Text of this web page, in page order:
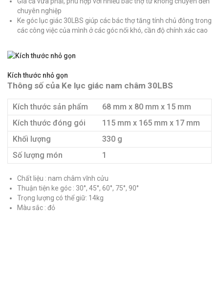
chuyên nghiệp
Ke góc lục giác 30LBS giúp các bác thợ tăng tính chủ đông trong
các công việc của mình ở các góc nối khó, cần độ chính xác cao
Kích thước nhỏ gọn
Thông số của Ke lục giác nam châm 30LBS
Kích thước sản phẩm
68 mm x 80 mm x 15 mm
Kích thước đóng gói
115 mm x 165 mm x 17 mm
Khối lượng
330 g
Số lượng món
1
Chất liệu : nam châm vĩnh cửu
Thuận tiện ke góc : 30°, 45°, 60°, 75°, 90°
Trọng lượng có thể giữ: 14kg
Màu sắc : đỏ